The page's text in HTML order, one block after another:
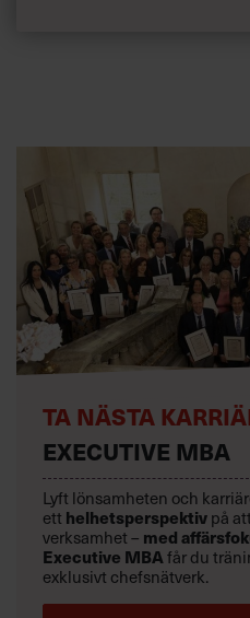
TA NÄSTA
EXECUTIVE MBA
Lyft lönsamheten och
ett helhetsperspektivpå
verksamhet – med
Executive MBAfår du
exklusivt chefsnätverk.